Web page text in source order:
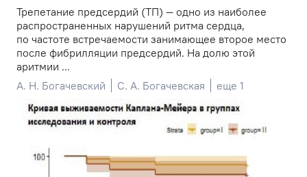
Трепетание предсердий (ТП) — одно из наиболее
распространенных нарушений ритма сердца,
по частоте встречаемости занимающее второе место
после фибрилляции предсердий. На долю этой
аритмии ...
А. Н. Богачевский
С. А. Богачевская еще 1